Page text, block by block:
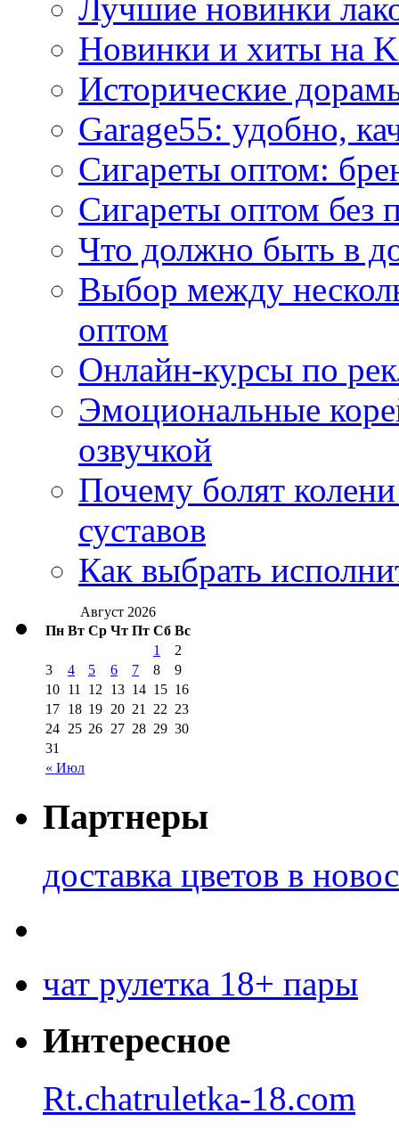
Лучшие новинки
Новинки и хиты на
Исторические
Garage55: удобно,
Сигареты оптом:
Сигареты оптом без
Что должно быть в
Выбор между
оптом
Онлайн-курсы по
Эмоциональные
озвучкой
Почему болят
суставов
Как выбрать
Август 2026
Пн Вт Ср Чт Пт Сб Вс
« Июл
1
2
3
4 5 6 7 8
9
10 11 12 13 14 15 16
17 18 19 20 21 22 23
24 25 26 27 28 29 30
31
Партнеры
доставка цветов в
чат рулетка 18+ пары
Интересное
Rt.chatruletka-18.com